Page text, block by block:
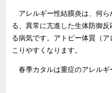
アレルギー性結膜炎は、何ら
る、異常に亢進した生体防御
る病気です。アトピー体質（
こりやすくなります。
春季カタルは重症のアレルギ